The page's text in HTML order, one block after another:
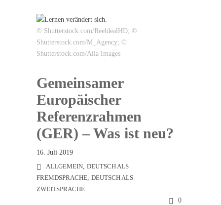
© Shutterstock.com/ReeldealHD; ©
Shutterstock.com/M_Agency; ©
Shutterstock.com/Aila Images
Gemeinsamer
Europäischer
Referenzrahmen
(GER) – Was ist neu?
16. Juli 2019
ALLGEMEIN, DEUTSCH ALS
FREMDSPRACHE, DEUTSCH ALS
ZWEITSPRACHE
0